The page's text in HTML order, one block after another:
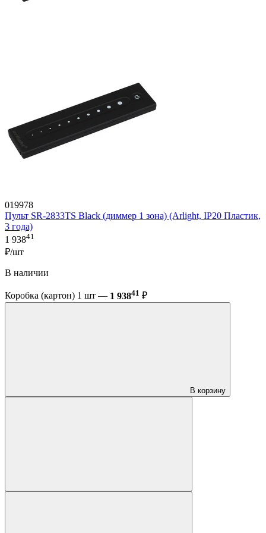
019978
Пульт SR-2833TS Black (диммер 1 зона) (Arlight, IP20 Пластик,
3 года)
1 93841
₽/шт
В наличии
Коробка (картон) 1 шт — 1 93841 ₽
В корзину